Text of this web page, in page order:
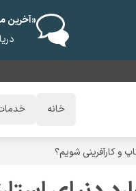
«آخرین
خانه
و کارآفرینی شویم؟